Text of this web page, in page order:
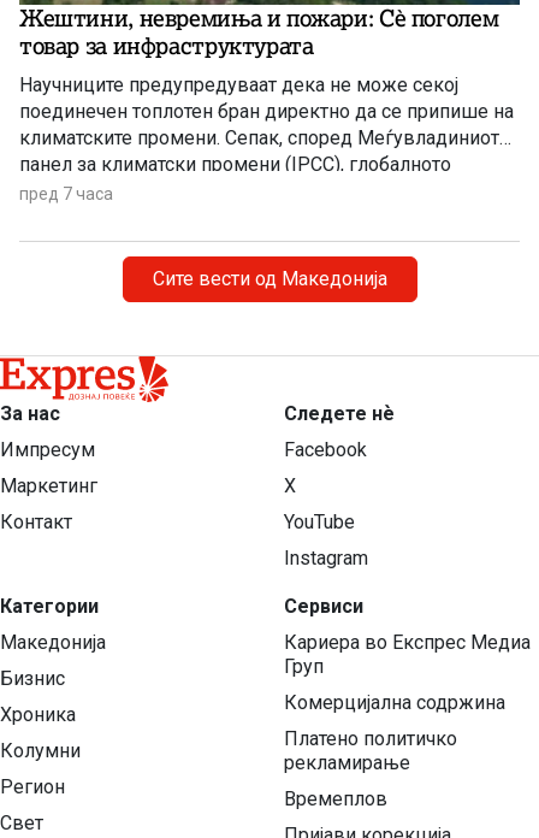
Жештини, невремиња и пожари: Сè поголем
товар за инфраструктурата
Научниците предупредуваат дека не може секој
поединечен топлотен бран директно да се припише на
климатските промени. Сепак, според Меѓувладиниот
панел за климатски промени (IPCC), глобалното
затоплување придонесува ваквите екстремни
поинтензивни и подолготрајни.
пред 7 часа
Сите вести од Македонија
За нас
Импресум
Маркетинг
Контакт
Категории
Македонија
Бизнис
Хроника
Колумни
Регион
Свет
Следете нѐ
Facebook
X
YouTube
Instagram
Сервиси
Кариера во Експрес Медиа
Груп
Комерцијална содржина
Платено политичко
рекламирање
Времеплов